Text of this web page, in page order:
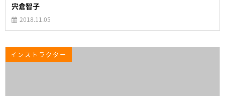
宍倉智子
2018.11.05
インストラクター